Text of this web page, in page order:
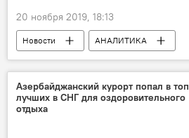
20 ноября 2019, 18:13
Новости
АНАЛИТИКА
Новости мира
Россия
Азербайджанский курорт попал в топ
лучших в СНГ для оздоровительного
отдыха